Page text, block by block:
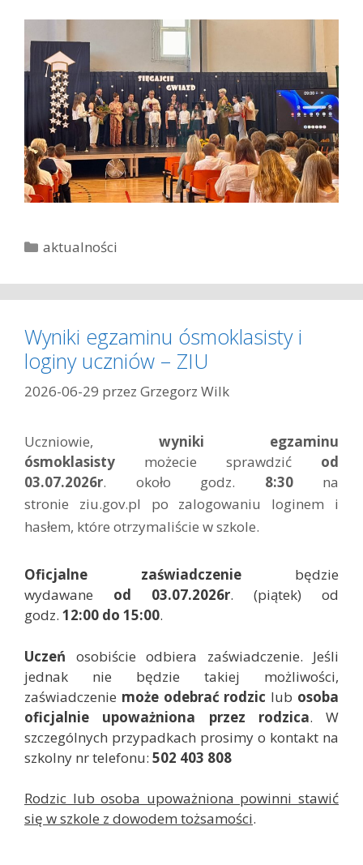
K
t
e
o
r
i
aktualności
Wyniki egzaminu ósmoklasisty i
loginy uczniów – ZIU
2026-06-29 przez Grzegorz Wilk
Uczniowie, wyniki egzaminu
ósmoklasisty możecie sprawdzić od
03.07.2026r. około godz. 8:30na
stronie ziu.gov.pl po zalogowaniu loginem i
hasłem, które otrzymaliście w szkole.
Oficjalne zaświadczenie będzie
wydawane od 03.07.2026r. (piątek) od
godz. 12:00 do 15:00.
Uczeń osobiście odbiera zaświadczenie. Jeśli
jednak nie będzie takiej możliwości,
zaświadczenie może odebrać rodzic lub osoba
oficjalnie upoważniona przez rodzica. W
szczególnych przypadkach prosimy o kontakt na
szkolny nr telefonu: 502 403 808
Rodzic lub osoba upoważniona powinni stawić
się w szkole z dowodem tożsamości.